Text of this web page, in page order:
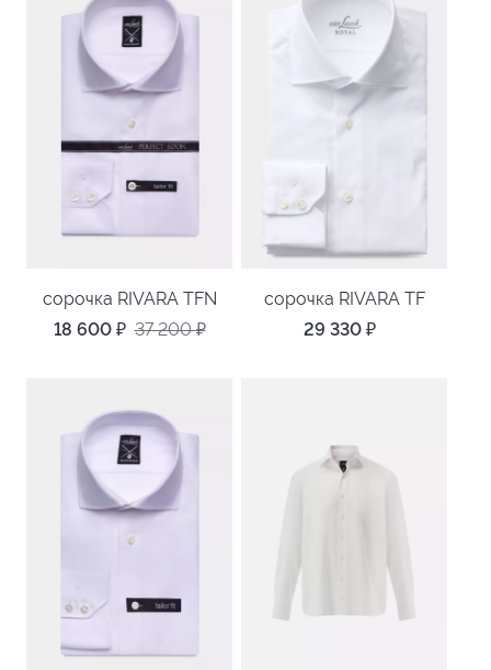
сорочка RIVARA TFN
18 600 ₽ 37 200₽
сорочка RIVARA TF
29 330 ₽